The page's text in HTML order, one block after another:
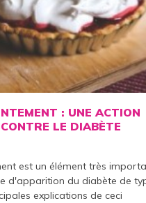
: UNE ACTION
LE DIABÈTE
est un élément très
d'apparition du diabète de
explications de ceci